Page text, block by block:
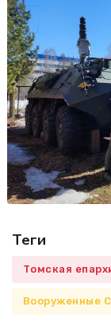
Теги
Томская
Вооруженные